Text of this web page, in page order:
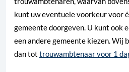
kunt uw eventuele voorkeur voor
gemeente doorgeven. U kunt ook
een andere gemeente kiezen. Wij
dan tot trouwambtenaar voor 1